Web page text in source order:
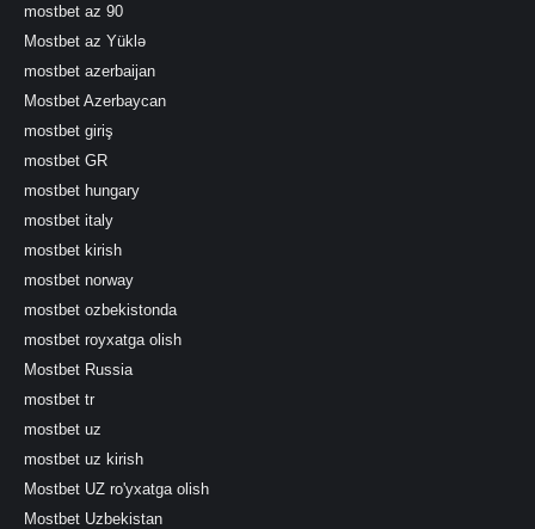
mostbet az 90
Mostbet az Yüklə
mostbet azerbaijan
Mostbet Azerbaycan
mostbet giriş
mostbet GR
mostbet hungary
mostbet italy
mostbet kirish
mostbet norway
mostbet ozbekistonda
mostbet royxatga olish
Mostbet Russia
mostbet tr
mostbet uz
mostbet uz kirish
Mostbet UZ ro'yxatga olish
Mostbet Uzbekistan